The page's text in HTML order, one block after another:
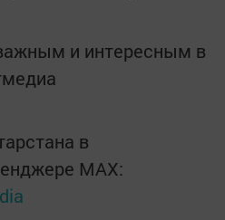
и интересным в
в
MАХ: